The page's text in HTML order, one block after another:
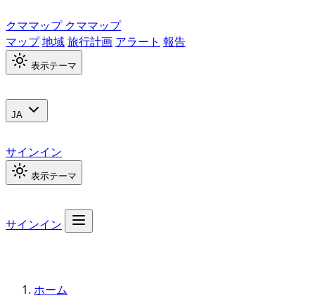
クママップ クママップ
マップ地域旅行計画 アラート 報告
表示テーマ
JA
サインイン
表示テーマ
サインイン
ホーム